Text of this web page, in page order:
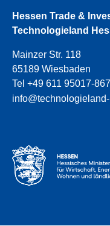
Hessen Trade &
Technologieland
Mainzer Str. 118
65189 Wiesbaden
Tel +49 611 95017-